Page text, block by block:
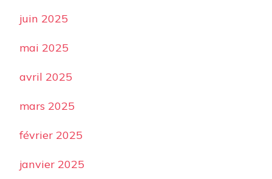
juin 2025
mai 2025
avril 2025
mars 2025
février 2025
janvier 2025